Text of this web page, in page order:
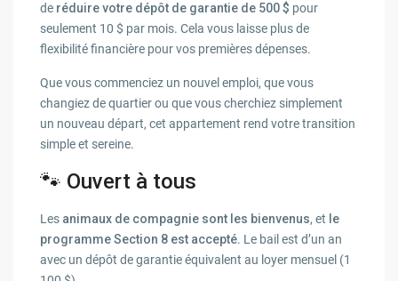
de réduire votre dépôt de garantie de 500 $ pour
seulement 10 $ par mois. Cela vous laisse plus de
flexibilité financière pour vos premières dépenses.
Que vous commenciez un nouvel emploi, que vous
changiez de quartier ou que vous cherchiez simplement
un nouveau départ, cet appartement rend votre transition
simple et sereine.
🐾 Ouvert à tous
Les animaux de compagnie sont les bienvenus, et le
programme Section 8 est accepté. Le bail est d’un an
avec un dépôt de garantie équivalent au loyer mensuel (1